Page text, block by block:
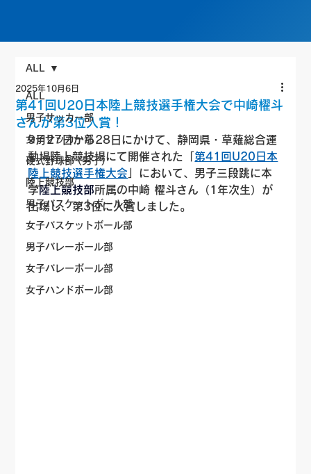
ALL
男子サッカー部
女子サッカー部
硬式野球部 (男子)
陸上競技部
男子バスケットボール部
女子バスケットボール部
男子バレーボール部
女子バレーボール部
女子ハンドボール部
ALL
第41回U20日本陸上競技選手権大会で中崎櫂斗
さんが第3位入賞！
2025年10月6日
9月27日から28日にかけて、静岡県・草薙総合運
動場陸上競技場にて開催された「 第41回U20日本
陸上競技選手権大会 」において、男子三段跳に本
学陸上競技部所属の中崎 櫂斗さん（1年次生）が
出場し、第3位に入賞しました。